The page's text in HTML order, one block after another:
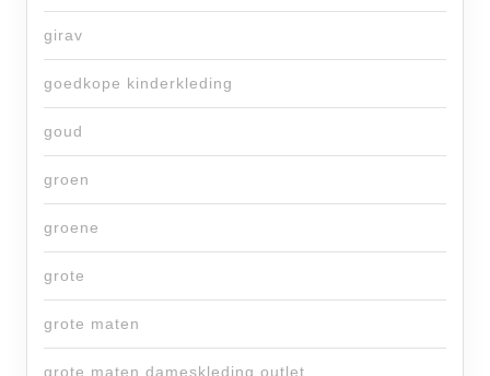
girav
goedkope kinderkleding
goud
groen
groene
grote
grote maten
grote maten dameskleding outlet